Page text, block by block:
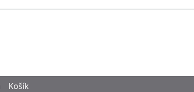
Košík